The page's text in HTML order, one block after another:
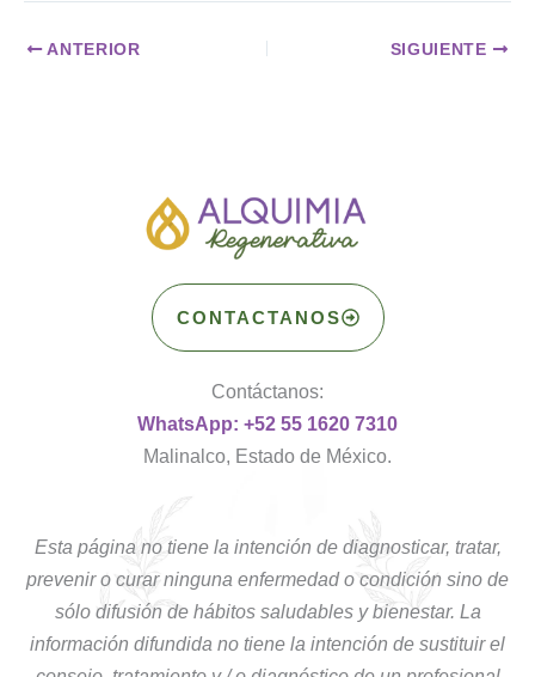
ANTERIOR SIGUIENTE
CONTACTANOS
Contáctanos:
WhatsApp: +52 55 1620 7310
Malinalco, Estado de México.
Esta página no tiene la intención de diagnosticar, tratar,
prevenir o curar ninguna enfermedad o condición sino de
sólo difusión de hábitos saludables y bienestar. La
información difundida no tiene la intención de sustituir el